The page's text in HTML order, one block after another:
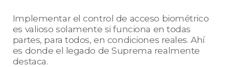
Implementar el control de acceso biométrico
es valioso solamente si funciona en todas
partes, para todos, en condiciones reales. Ahí
es donde el legado de Suprema realmente
destaca.